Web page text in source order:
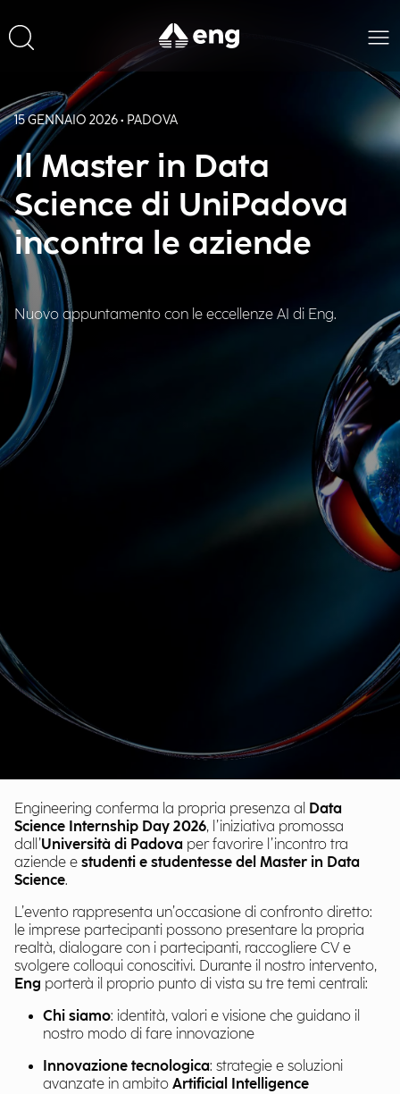
15 GENNAIO 2026 • PADOVA
Il Master in Data
Science di UniPadova
incontra le aziende
Nuovo appuntamento con le eccellenze AI di Eng.
Engineering conferma la propria presenza al Data
Science Internship Day 2026, l’iniziativa promossa
dall’Università di Padova per favorire l’incontro tra
aziende e studenti e studentesse del Master in Data
Science.
L’evento rappresenta un’occasione di confronto diretto:
le imprese partecipanti possono presentare la propria
realtà, dialogare con i partecipanti, raccogliere CV e
svolgere colloqui conoscitivi. Durante il nostro intervento,
Eng porterà il proprio punto di vista su tre temi centrali:
Chi siamo: identità, valori e visione che guidano il
nostro modo di fare innovazione
Innovazione tecnologica: strategie e soluzioni
avanzate in ambito Artificial Intelligence